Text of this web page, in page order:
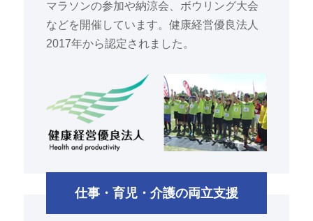
マラソンの参加や納涼会、ボウリング大会
などを開催しています。健康経営優良法人
2017年から認定されました。
仕事・育児・介護の両立支援